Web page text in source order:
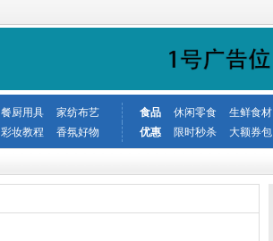
餐厨用具 家纺布艺 食品 休闲零食 生鲜食材
彩妆教程 香氛好物 优惠 限时秒杀 大额券包